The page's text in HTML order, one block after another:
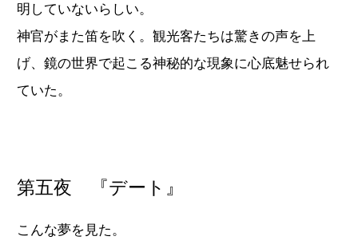
明していないらしい。
神官がまた笛を吹く。観光客たちは驚きの声を上
げ、鏡の世界で起こる神秘的な現象に心底魅せられ
ていた。
第五夜 『デート』
こんな夢を見た。